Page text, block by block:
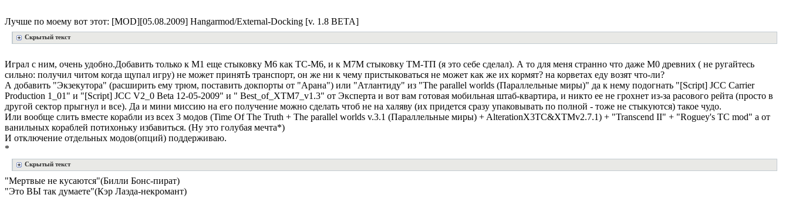
Лучше по моему вот этот: [MOD][05.08.2009] Hangarmod/External-Docking [v. 1.8 BETA]
Скрытый текст
Играл с ним, очень удобно.Добавить только к М1 еще стыковку М6 как ТС-М6, и к М7М стыковку ТМ-ТП (я это себе сделал). А то для меня странно что даже М0 древних ( не ругайтесь
сильно: получил читом когда щупал игру) не может принятЬ транспорт, он же ни к чему пристыковаться не может как же их кормят? на корветах еду возят что-ли?
А добавить "Экзекутора" (расширить ему трюм, поставить докпорты от "Арана") или "Атлантиду" из "The parallel worlds (Параллельные миры)" да к нему подогнать "[Script] JCC Carrier
Production 1_01" и "[Script] JCC V2_0 Beta 12-05-2009" и " Best_of_XTM7_v1.3" от Эксперта и вот вам готовая мобильная штаб-квартира, и никто ее не грохнет из-за расового рейта (просто в
другой сектор прыгнул и все). Да и мини миссию на его получение можно сделать чтоб не на халяву (их придется сразу упаковывать по полной - тоже не стыкуются) такое чудо.
Или вообще слить вместе корабли из всех 3 модов (Time Of The Truth + The parallel worlds v.3.1 (Параллельные миры) + AlterationX3TC&XTMv2.7.1) + "Transcend II" + "Roguey's TC mod" а от
ванильных кораблей потихоньку избавиться. (Ну это голубая мечта*)
И отключение отдельных модов(опций) поддерживаю.
*
Скрытый текст
"Мертвые не кусаются"(Билли Бонс-пират)
"Это ВЫ так думаете"(Кэр Лаэда-некромант)